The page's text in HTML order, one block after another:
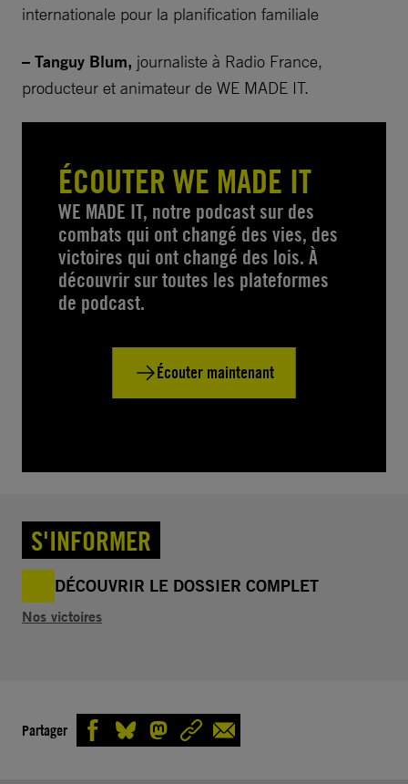
internationale pour la planification familiale​
– Tanguy Blum, journaliste à Radio France,
producteur et animateur de WE MADE IT.
ÉCOUTER WE MADE IT
WE MADE IT, notre podcast sur des
combats qui ont changé des vies, des
victoires qui ont changé des lois. À
découvrir sur toutes les plateformes
de podcast.
Écouter maintenant
S'INFORMER
DÉCOUVRIR LE DOSSIER COMPLET
Nos victoires
Partager